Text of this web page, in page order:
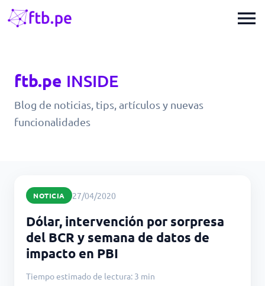
menu
ftb.pe INSIDE
Blog de noticias, tips, artículos y nuevas
funcionalidades
NOTICIA 27/04/2020
Dólar, intervención por sorpresa
del BCR y semana de datos de
impacto en PBI
Tiempo estimado de lectura: 3 min